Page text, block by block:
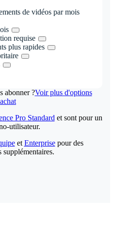
de vidéos par mois
requise
plus rapides
abonner ?Voir plus d'options
Pro Standard et sont pour un
utilisateur.
et Enterprisepour des